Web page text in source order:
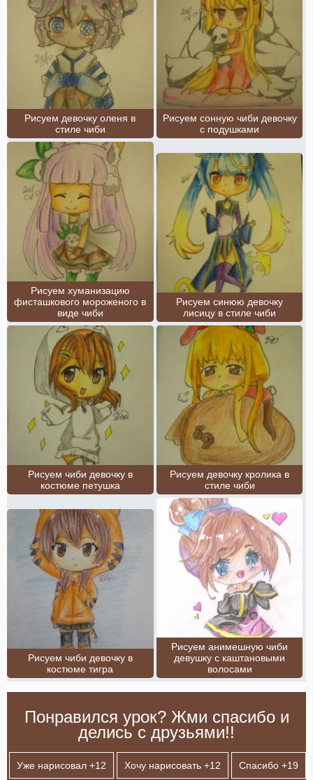
Рисуем девочку оленя в
стиле чиби
Рисуем сонную чиби девочку
с подушками
Рисуем хуманизацию
фисташкового мороженого в
виде чиби
Рисуем синюю девочку
лисицу в стиле чиби
Рисуем чиби девочку в
костюме петушка
Рисуем девочку кролика в
стиле чиби
Рисуем чиби девочку в
костюме тигра
Рисуем анимешную чиби
девушку с каштановыми
волосами
Понравился урок? Жми спасибо и
делись с друзьями!!
Уже нарисовал +12 Хочу нарисовать +12 Спасибо +19